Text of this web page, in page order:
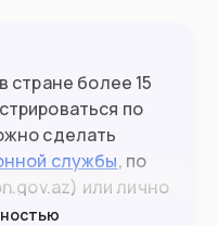
стране более 15
по
сделать
службы, по
или лично